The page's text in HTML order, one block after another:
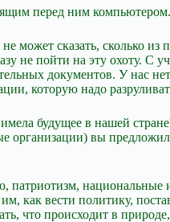
перед ним компьютером.
сказать, сколько из
не пойти на эту охоту. С
документов. У нас
которую надо
будущее в нашей
вы
национальные
как вести политику,
что происходит в